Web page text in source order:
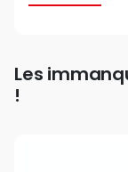
Les
!